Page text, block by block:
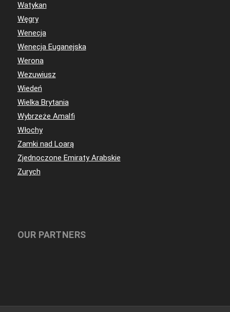
Watykan
Węgry
Wenecja
Wenecja Euganejska
Werona
Wezuwiusz
Wiedeń
Wielka Brytania
Wybrzeże Amalfi
Włochy
Zamki nad Loarą
Zjednoczone Emiraty Arabskie
Zurych
OUR PARTNERS